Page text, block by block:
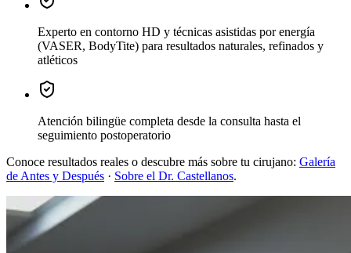
Experto en contorno HD y técnicas asistidas por energía
(VASER, BodyTite) para resultados naturales, refinados y
atléticos
Atención bilingüe completa desde la consulta hasta el
seguimiento postoperatorio
Conoce resultados reales o descubre más sobre tu cirujano: Galería
de Antes y Después · Sobre el Dr. Castellanos.